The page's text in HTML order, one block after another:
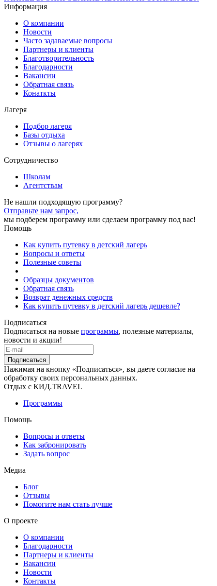
Информация
О компании
Новости
Часто задаваемые вопросы
Партнеры и клиенты
Благотворительность
Благодарности
Вакансии
Обратная связь
Конаткты
Лагеря
Подбор лагеря
Базы отдыха
Отзывы о лагерях
Сотрудничество
Школам
Агентствам
Не нашли подходящую программу?
Отправьте нам запрос,
мы подберем программу или сделаем программу под вас!
Помощь
Как купить путевку в детский лагерь
Вопросы и ответы
Полезные советы
Образцы документов
Обратная связь
Возврат денежных средств
Как купить путевку в детский лагерь дешевле?
Подписаться
Подписаться на новые программы, полезные материалы,
новости и акции!
Подписаться
Нажимая на кнопку «Подписаться», вы даете согласие на
обработку своих персональных данных.
Отдых с КИД.TRAVEL
Программы
Помощь
Вопросы и ответы
Как забронировать
Задать вопрос
Медиа
Блог
Отзывы
Помогите нам стать лучше
О проекте
О компании
Благодарности
Партнеры и клиенты
Вакансии
Новости
Контакты